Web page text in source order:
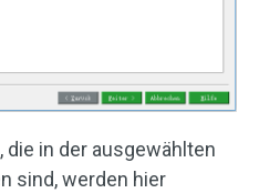
die in der ausgewählten
sind, werden hier